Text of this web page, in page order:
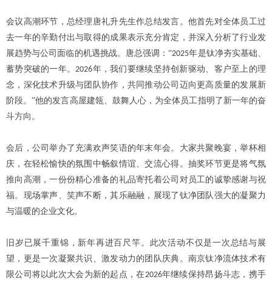
会议高潮环节，总经理唐礼升先生作总结发言。他首先对全体员工过
去一年的辛勤付出与取得的成果表示充分肯定，并深入分析了行业发
展趋势与公司面临的机遇挑战。唐总强调：“2025年是钛净夯实基础、
蓄势突破的一年。2026年，我们要继续坚持创新驱动、客户至上的理
念，深化技术升级与团队协作，共同推动公司迈向更高质量的发展新
阶段。”他的发言高屋建瓴、鼓舞人心，为全体员工指明了新一年的奋
斗方向。
会后，公司举办了充满欢声笑语的年末年会。大家共聚晚宴，举杯相
庆，在轻松愉快的氛围中畅叙情谊、交流心得。抽奖环节更是将气氛
推向高潮，一份份精心准备的礼品寄托着公司对员工的诚挚感谢与祝
福。现场掌声、笑声不断，其乐融融，展现了钛净团队强大的凝聚力
与温暖的企业文化。
旧岁已展千重锦，新年再进百尺竿。此次活动不仅是一次总结与展
望，更是一次凝聚共识、激发动力的团队庆典。南京钛净流体技术有
限公司将以此次大会为新的起点，在2026年继续保持昂扬斗志，携手